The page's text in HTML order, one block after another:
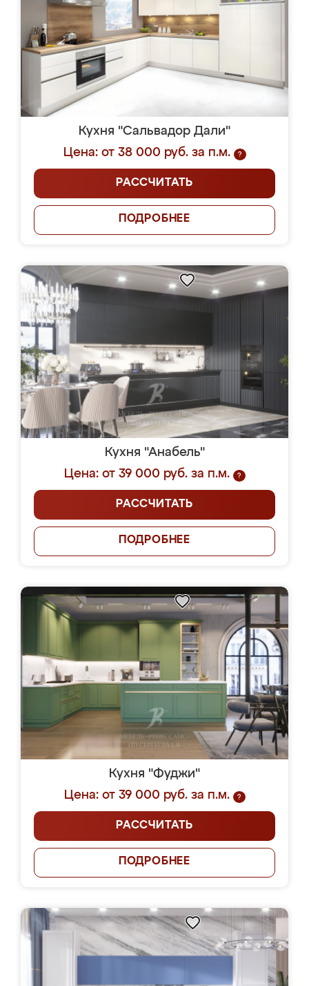
Кухня "Сальвадор Дали"
Цена: от 38 000 руб. за п.м.
?
РАССЧИТАТЬ
ПОДРОБНЕЕ
Кухня "Анабель"
Цена: от 39 000 руб. за п.м.
?
РАССЧИТАТЬ
ПОДРОБНЕЕ
Кухня "Фуджи"
Цена: от 39 000 руб. за п.м.
?
РАССЧИТАТЬ
ПОДРОБНЕЕ